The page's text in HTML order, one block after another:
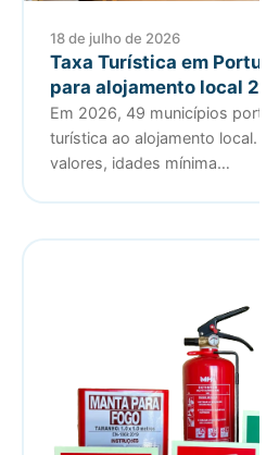
18 de julho de 2026
Taxa Turística em
para alojamento local
Em 2026, 49 municípios
turística ao alojamento local.
valores, idades mínima…